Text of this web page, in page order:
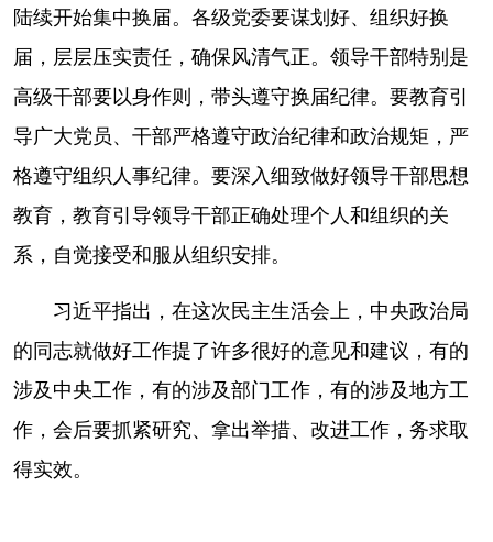
陆续开始集中换届。各级党委要谋划好、组织好换
届，层层压实责任，确保风清气正。领导干部特别是
高级干部要以身作则，带头遵守换届纪律。要教育引
导广大党员、干部严格遵守政治纪律和政治规矩，严
格遵守组织人事纪律。要深入细致做好领导干部思想
教育，教育引导领导干部正确处理个人和组织的关
系，自觉接受和服从组织安排。
习近平指出，在这次民主生活会上，中央政治局
的同志就做好工作提了许多很好的意见和建议，有的
涉及中央工作，有的涉及部门工作，有的涉及地方工
作，会后要抓紧研究、拿出举措、改进工作，务求取
得实效。